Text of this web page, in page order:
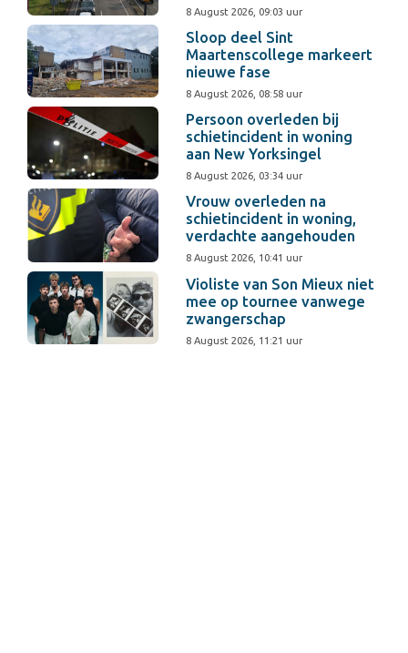
8 August 2026, 09:03 uur
Sloop deel Sint
Maartenscollege markeert
nieuwe fase
8 August 2026, 08:58 uur
Persoon overleden bij
schietincident in woning
aan New Yorksingel
8 August 2026, 03:34 uur
Vrouw overleden na
schietincident in woning,
verdachte aangehouden
8 August 2026, 10:41 uur
Violiste van Son Mieux niet
mee op tournee vanwege
zwangerschap
8 August 2026, 11:21 uur